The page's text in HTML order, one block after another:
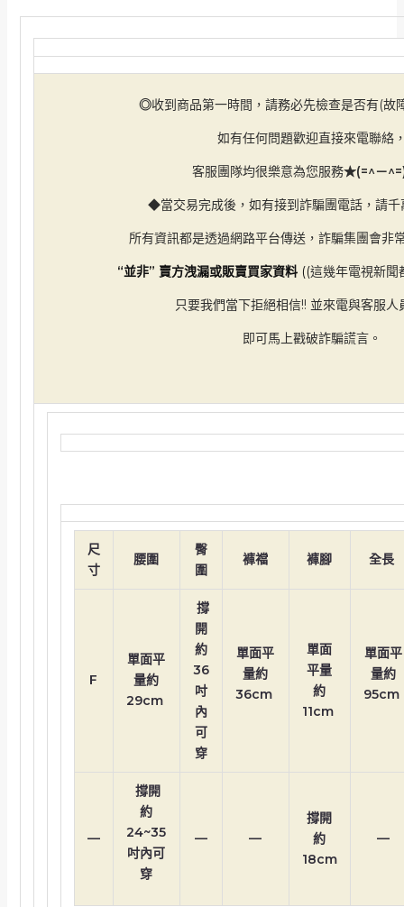
◎收到商品第一時間，請務必先檢查是否有(故
如有任何問題歡迎直接來電聯絡
客服團隊均很樂意為您服務★(=^－
◆當交易完成後，如有接到詐騙團電話，請千
所有資訊都是透過網路平台傳送，詐騙集團會非
“並非” 賣方洩漏或販賣買家資料 ((這幾年電視新聞
只要我們當下拒絕相信!! 並來電與客服人
即可馬上戳破詐騙謊言。
尺
寸
腰圍
臀
圍
褲襠 褲腳 全長
F
單面平
量約
29cm
撐
開
約
36
吋
內
可
穿
單面平
量約
36cm
單面
平量
約
11cm
單面平
量約
95cm
—
撐開
約
24~35
吋內可
穿
— —
撐開
約
18cm
—